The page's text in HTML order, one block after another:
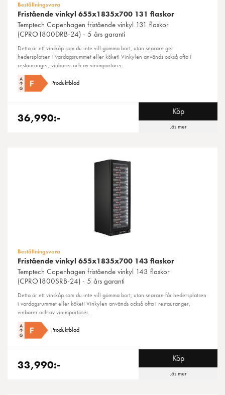
Beställningsvara
Fristående vinkyl 655x1835x700 131 flaskor
Temptech Copenhagen fristående vinkyl 131 flaskor
(CPRO1800DRB-24) - 5 års garanti
Detta är ett vinskåp som du inte vill gömma bort, utan snarare ger
hedersplatsen i vardagsrummet eller köket! Vinkylen används också ofta i
restauranger, vinbarer och av vinimportörer.
Produktblad
36,990:- Köp
Läs mer
Beställningsvara
Fristående vinkyl 655x1835x700 143 flaskor
Temptech Copenhagen fristående vinkyl 143 flaskor
(CPRO1800SRB-24) - 5 års garanti
Detta är ett vinskåp som du inte vill gömma bort, utan snarare får hedersplatsen
i vardagsrummet eller köket! Vinkylen används också ofta i restauranger,
vinbarer och av vinimportörer.
Produktblad
33,990:- Köp
Läs mer